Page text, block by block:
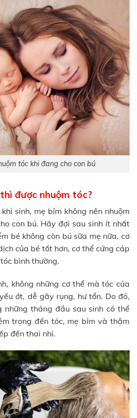
tóc khi đang cho con bú
được nhuộm tóc?
sinh, mẹ bỉm không nên nhuộm
con bú. Hãy đợi sau sinh ít nhất
bé không còn bú sữa mẹ nữa, cơ
của bé tốt hơn, cơ thể cứng cáp
bình thường.
không những cơ thể mà tóc của
ớt, dễ gãy rụng, hư tổn. Do đó,
những tháng đầu sau sinh có thể
trọng đến tóc, mẹ bỉm và thậm
đến thai nhi.